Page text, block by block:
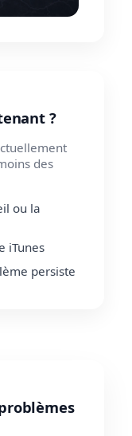
?
des
ou la
iTunes
persiste